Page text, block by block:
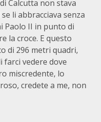
Calcutta non stava
li abbracciava senza
Paolo II in punto di
la croce. E questo
di 296 metri quadri,
farci vedere dove
miscredente, lo
credete a me, non